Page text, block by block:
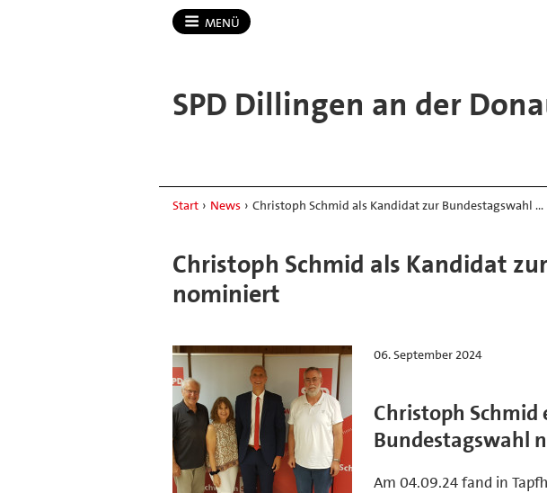
MENÜ
SPD Dillingen an der
Start › News › Christoph Schmid als Kandidat zur Bundestagswahl …
Christoph Schmid als Kandidat
nominiert
06. September 2024
Christoph
Bundestagswahl
Am 04.09.24 fand in